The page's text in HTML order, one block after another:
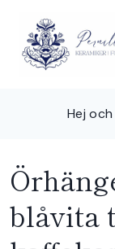
content
Hej
blåvita